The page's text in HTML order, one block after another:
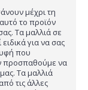
μέχρι τη
το προϊόν
Τα μαλλιά σε
για να σας
που
προσπαθούμε να
Τα μαλλιά
τις άλλες